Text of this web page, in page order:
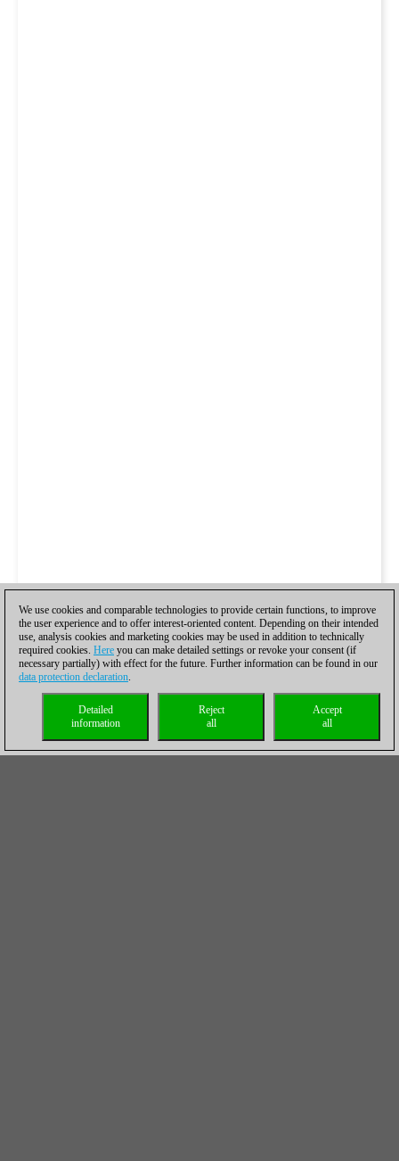
We use cookies and comparable technologies to provide certain functions, to improve
the user experience and to offer interest-oriented content. Depending on their intended
use, analysis cookies and marketing cookies may be used in addition to technically
required cookies. Here you can make detailed settings or revoke your consent (if
necessary partially) with effect for the future. Further information can be found in our
data protection declaration.
Accept
all
Reject
all
Detailed
information